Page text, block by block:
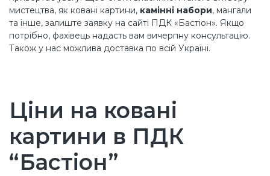
мистецтва, як ковані картини, камінні набори, мангали
та інше, залиште заявку на сайті ПДК «Бастіон». Якщо
потрібно, фахівець надасть вам вичерпну консультацію.
Також у нас можлива доставка по всій Україні.
Ціни на ковані
картини в ПДК
“Бастіон”